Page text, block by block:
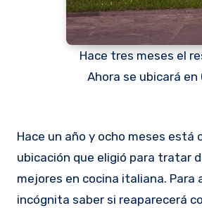
Hace tres meses el
Ahora se ubicará
Hace un año y ocho meses está cerrado. Tiene todavía 60 días de trabajo para reabrir de nuevo al público en la nueva
ubicación que eligió para tratar
mejores en cocina italiana.
incógnita saber si reaparecerá